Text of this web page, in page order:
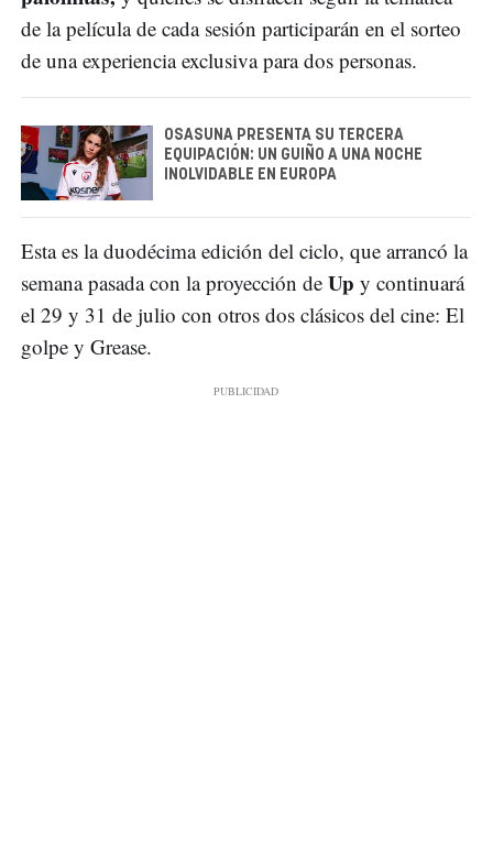
de la película de cada sesión participarán en el sorteo
de una experiencia exclusiva para dos personas.
OSASUNA PRESENTA SU TERCERA
EQUIPACIÓN: UN GUIÑO A UNA NOCHE
INOLVIDABLE EN EUROPA
Esta es la duodécima edición del ciclo, que arrancó la
semana pasada con la proyección de Up y continuará
el 29 y 31 de julio con otros dos clásicos del cine: El
golpe y Grease.